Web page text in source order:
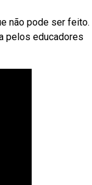
não pode ser feito.
pelos educadores